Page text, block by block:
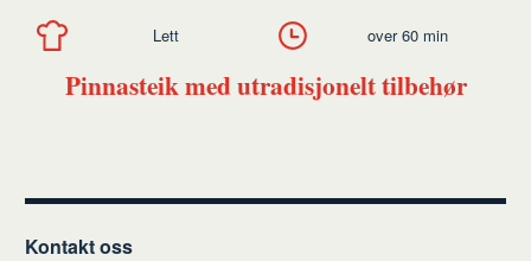
Pinnasteik med utradisjonelt tilbehør
Lett over 60 min
Kontakt oss